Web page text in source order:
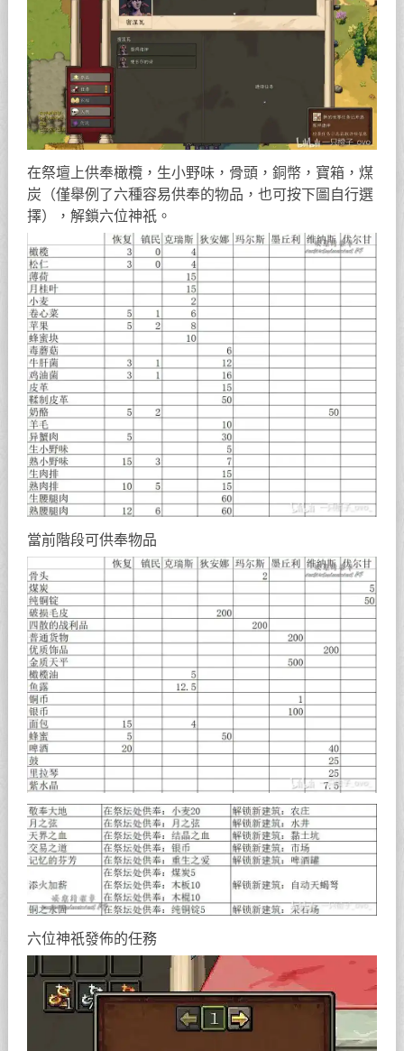
在祭壇上供奉橄欖，生小野味，骨頭，銅幣，寶箱，煤
炭（僅舉例了六種容易供奉的物品，也可按下圖自行選
擇），解鎖六位神祇。
當前階段可供奉物品
六位神祇發佈的任務